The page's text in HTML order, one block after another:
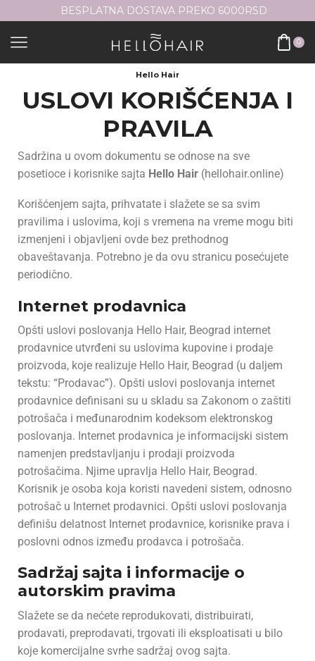
BESPLATNA DOSTAVA PREKO 6000RSD
0
Hello Hair
USLOVI KORIŠĆENJA I
PRAVILA
Sadržina u ovom dokumentu se odnose na sve
posetioce i korisnike sajta Hello Hair (hellohair.online)
Korišćenjem sajta, prihvatate i slažete se sa svim
pravilima i uslovima, koji s vremena na vreme mogu biti
izmenjeni i objavljeni ovde bez prethodnog
obaveštavanja. Potrebno je da ovu stranicu posećujete
periodično.
Internet prodavnica
Opšti uslovi poslovanja Hello Hair, Beograd internet
prodavnice utvrđeni su uslovima kupovine i prodaje
proizvoda, koje realizuje Hello Hair, Beograd (u daljem
tekstu: “Prodavac”). Opšti uslovi poslovanja internet
prodavnice definisani su u skladu sa Zakonom o zaštiti
potrošača i međunarodnim kodeksom elektronskog
poslovanja. Internet prodavnica je informacijski sistem
namenjen predstavljanju i prodaji proizvoda
potrošačima. Njime upravlja Hello Hair, Beograd.
Korisnik je osoba koja koristi navedeni sistem, odnosno
potrošač u Internet prodavnici. Opšti uslovi poslovanja
definišu delatnost Internet prodavnice, korisnike prava i
poslovni odnos između prodavca i potrošača.
Sadržaj sajta i informacije o
autorskim pravima
Slažete se da nećete reprodukovati, distribuirati,
prodavati, preprodavati, trgovati ili eksploatisati u bilo
koje komercijalne svrhe sadržaj ovog sajta.